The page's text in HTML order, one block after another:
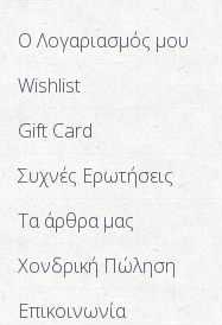
Ο Λογαριασμός μου
Wishlist
Gift Card
Συχνές Ερωτήσεις
Τα άρθρα μας
Χονδρική Πώληση
Επικοινωνία